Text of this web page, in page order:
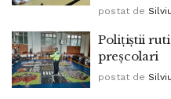
postat de
Polițiștii
preșcolari
postat de